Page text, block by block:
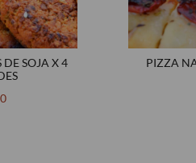
SOJA X 4
PIZZA